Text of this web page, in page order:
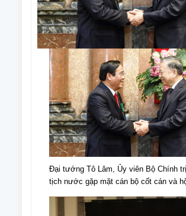
Đại tướng Tô Lâm, Ủy viên Bộ Chính
tịch nước gặp mặt cán bộ cốt cán và
Ngày NCT Việt Nam (6/6/1941-6/6/2024).